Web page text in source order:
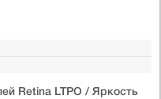
Retina LTPO / Яркость